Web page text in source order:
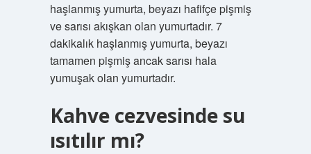
haşlanmış yumurta, beyazı hafifçe pişmiş
ve sarısı akışkan olan yumurtadır. 7
dakikalık haşlanmış yumurta, beyazı
tamamen pişmiş ancak sarısı hala
yumuşak olan yumurtadır.
Kahve cezvesinde su
ısıtılır mı?